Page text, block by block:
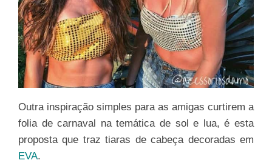
Outra inspiração simples para as amigas curtirem a
folia de carnaval na temática de sol e lua, é esta
proposta que traz tiaras de cabeça decoradas em
EVA.